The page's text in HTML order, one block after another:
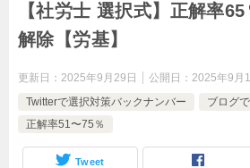
【社労士 選択式】正解率
解除【労基】
更新日： 2025年9月29日 公開日： 2025年9月
Twitterで選択対策バックナンバー
ブログ
正解率51〜75％
Tweet